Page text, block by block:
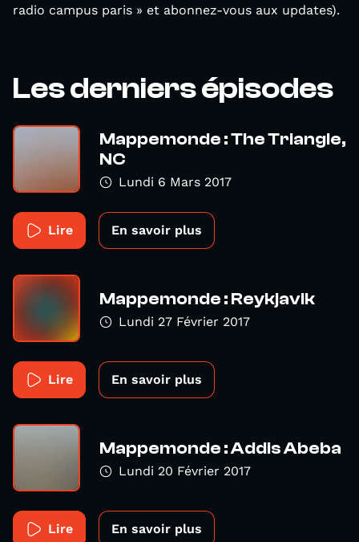
radio campus paris » et abonnez-vous aux updates).
Les derniers épisodes
Mappemonde : The Triangle,
NC
Lundi 6 Mars 2017
Lire En savoir plus
Mappemonde : Reykjavik
Lundi 27 Février 2017
Lire En savoir plus
Mappemonde : Addis Abeba
Lundi 20 Février 2017
Lire En savoir plus